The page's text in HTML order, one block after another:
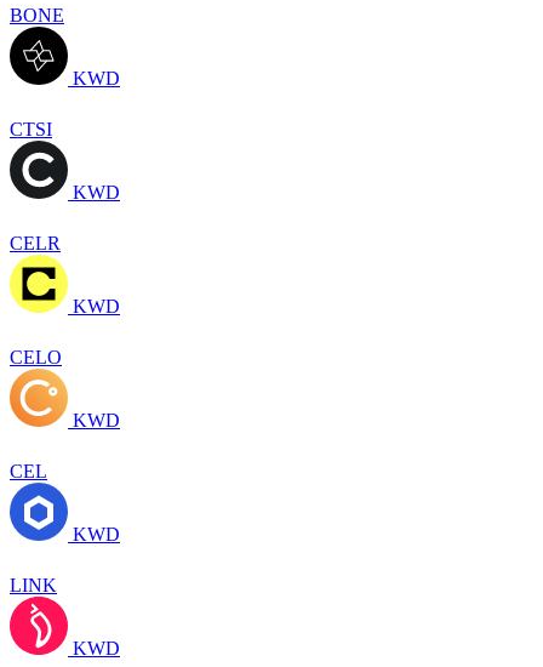
BONE
KWD
CTSI
KWD
CELR
KWD
CELO
KWD
CEL
KWD
LINK
KWD